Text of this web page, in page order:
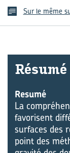
Sur le même
Ré­su­mé
Resumé
La
favorisent
surfaces des
point des